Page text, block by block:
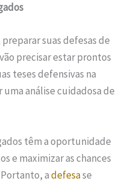
suas defesas de
precisar estar prontos
teses defensivas na
análise cuidadosa de
têm a oportunidade
e maximizar as chances
Portanto, adefesase